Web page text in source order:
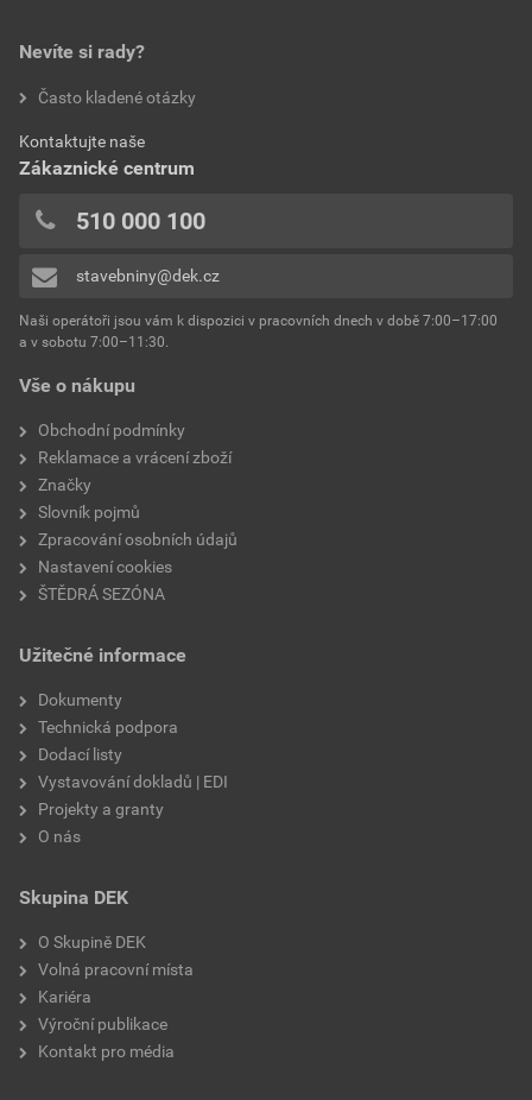
Vše o nákupu
Obchodní podmínky
Reklamace a vrácení zboží
Značky
Slovník pojmů
Zpracování osobních údajů
Nastavení cookies
ŠTĚDRÁ SEZÓNA
Užitečné informace
Dokumenty
Technická podpora
Dodací listy
Vystavování dokladů | EDI
Projekty a granty
O nás
Skupina DEK
O Skupině DEK
Volná pracovní místa
Kariéra
Výroční publikace
Kontakt pro média
Nevíte si rady?
Často kladené otázky
Kontaktujte naše
Zákaznické centrum
510 000 100
stavebniny@dek.cz
Naši operátoři jsou vám k dispozici v pracovních dnech v době 7:00–17:00
a v sobotu 7:00–11:30.